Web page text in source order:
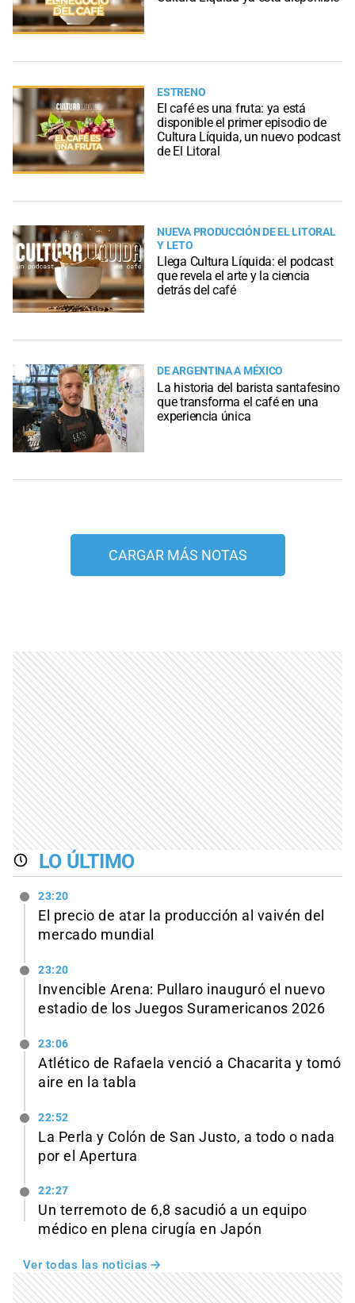
ESTRENO
El café es una fruta: ya está
disponible el primer episodio de
Cultura Líquida, un nuevo podcast
de El Litoral
NUEVA PRODUCCIÓN DE EL LITORAL
Y LETO
Llega Cultura Líquida: el podcast
que revela el arte y la ciencia
detrás del café
DE ARGENTINA A MÉXICO
La historia del barista santafesino
que transforma el café en una
experiencia única
CARGAR MÁS NOTAS
LO ÚLTIMO
23:20
El precio de atar la producción al vaivén del
mercado mundial
23:20
Invencible Arena: Pullaro inauguró el nuevo
estadio de los Juegos Suramericanos 2026
23:06
Atlético de Rafaela venció a Chacarita y tomó
aire en la tabla
22:52
La Perla y Colón de San Justo, a todo o nada
por el Apertura
22:27
Un terremoto de 6,8 sacudió a un equipo
médico en plena cirugía en Japón
Ver todas las noticias